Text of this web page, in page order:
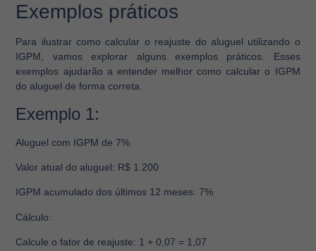
Exemplos práticos
Para ilustrar como calcular o reajuste do aluguel utilizando o
IGPM, vamos explorar alguns exemplos práticos. Esses
exemplos ajudarão a entender melhor como calcular o IGPM
do aluguel de forma correta.
Exemplo 1:
Aluguel com IGPM de 7%
Valor atual do aluguel: R$ 1.200
IGPM acumulado dos últimos 12 meses: 7%
Cálculo:
Calcule o fator de reajuste: 1 + 0,07 = 1,07